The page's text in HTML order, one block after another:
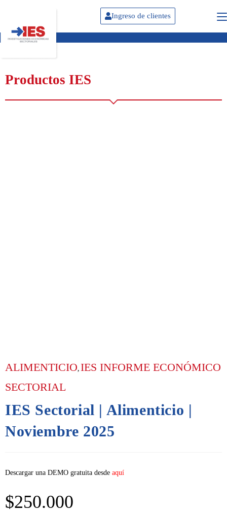
Ingreso de clientes
Productos IES
ALIMENTICIO, IES INFORME ECONÓMICO
SECTORIAL
IES Sectorial | Alimenticio |
Noviembre 2025
Descargar una DEMO gratuita desde aquí
$250.000